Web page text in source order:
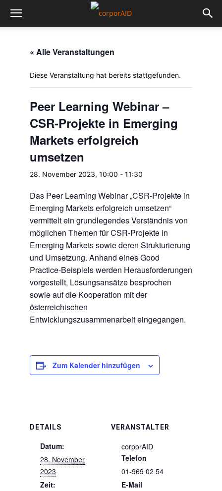
« Alle Veranstaltungen
Diese Veranstaltung hat bereits stattgefunden.
Peer Learning Webinar –
CSR-Projekte in Emerging
Markets erfolgreich
umsetzen
28. November 2023, 10:00 - 11:30
Das Peer Learning Webinar „CSR-Projekte in
Emerging Marketserfolgreich umsetzen“
vermittelt ein grundlegendes Verständnis von
möglichen Themen für CSR-Projekte in
Emerging Marketssowiederen Strukturierung
und Umsetzung. Anhand einesGood
Practice-Beispiels werden Herausforderungen
vorgestellt, Lösungsansätze besprochen
sowie auf die Kooperation mit der
österreichischen
Entwicklungszusammenarbeit eingegangen.
Zum Kalender hinzufügen
DETAILS
Datum:
28. November
2023
Zeit:
VERANSTALTER
corporAID
Telefon
01-969 02 54
E-Mail